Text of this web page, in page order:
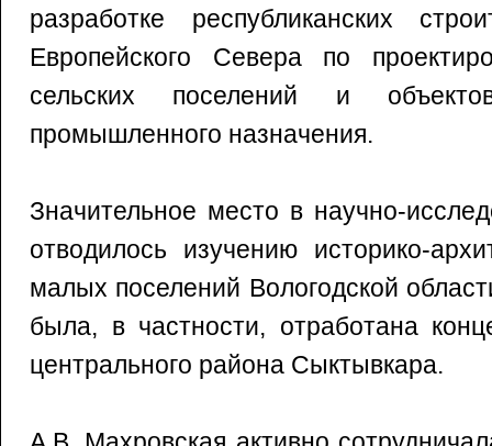
разработке республиканских
Европейского Севера по
сельских поселений и
промышленного назначения.
Значительное место в научно-
отводилось изучению историко-
малых поселений Вологодской
была, в частности, отработана
центрального района Сыктывкара.